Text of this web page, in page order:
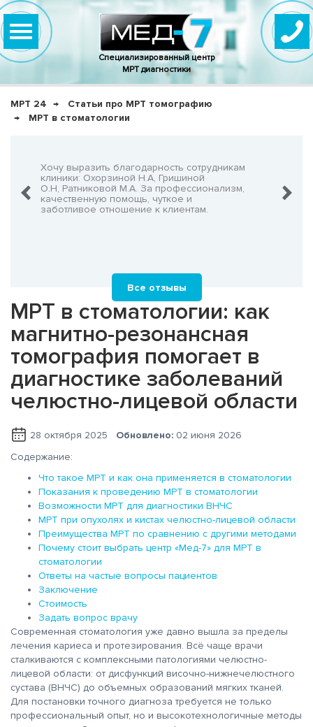
Специализированный центр
МРТ диагностики
МРТ 24
Статьи про МРТ томографию
МРТ в стоматологии
Хочу выразить благодарность сотрудникам
клиники: Охорзиной Н.А, Гришиной
О.Н, Ратниковой М.А. За профессионализм,
качественную помощь, чуткое и
заботливое отношение к клиентам.
Все отзывы
МРТ в стоматологии: как
магнитно-резонансная
томография помогает в
диагностике заболеваний
челюстно-лицевой области
28 октября 2025 Обновлено: 02 июня 2026
Содержание:
Что такое МРТ и как она применяется в стоматологии
Показания к проведению МРТ в стоматологии
Возможности МРТ для диагностики ВНЧС
МРТ при опухолях и кистах челюстно-лицевой области
Преимущества МРТ по сравнению с другими методами
Почему стоит выбрать центр «Мед-7» для МРТ в
стоматологии
Ответы на частые вопросы пациентов
Заключение
Стоимость
Задать вопрос врачу
Современная стоматология уже давно вышла за пределы
лечения кариеса и протезирования. Всё чаще врачи
сталкиваются с комплексными патологиями челюстно-
лицевой области: от дисфункций височно-нижнечелюстного
сустава (ВНЧС) до объемных образований мягких тканей.
Для постановки точного диагноза требуется не только
профессиональный опыт, но и высокотехнологичные методы